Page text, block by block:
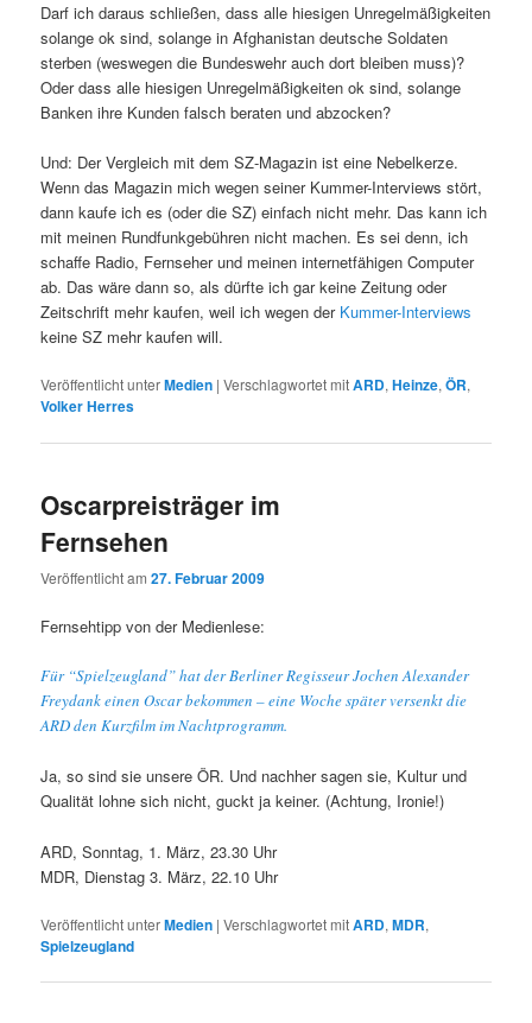
Darf ich daraus schließen, dass alle hiesigen Unregelmäßigkeiten
solange ok sind, solange in Afghanistan deutsche Soldaten
sterben (weswegen die Bundeswehr auch dort bleiben muss)?
Oder dass alle hiesigen Unregelmäßigkeiten ok sind, solange
Banken ihre Kunden falsch beraten und abzocken?
Und: Der Vergleich mit dem SZ-Magazin ist eine Nebelkerze.
Wenn das Magazin mich wegen seiner Kummer-Interviews stört,
dann kaufe ich es (oder die SZ) einfach nicht mehr. Das kann ich
mit meinen Rundfunkgebühren nicht machen. Es sei denn, ich
schaffe Radio, Fernseher und meinen internetfähigen Computer
ab. Das wäre dann so, als dürfte ich gar keine Zeitung oder
Zeitschrift mehr kaufen, weil ich wegen der Kummer-Interviews
keine SZ mehr kaufen will.
Veröffentlicht unterMedien |Verschlagwortet mitARD,Heinze,ÖR,
Volker Herres
Oscarpreisträger im
Fernsehen
Veröffentlicht am27. Februar 2009
Fernsehtipp von der Medienlese:
Für “Spielzeugland” hat der Berliner Regisseur Jochen Alexander
Freydank einen Oscar bekommen – eine Woche später versenkt die
ARD den Kurzfilm im Nachtprogramm.
Ja, so sind sie unsere ÖR. Und nachher sagen sie, Kultur und
Qualität lohne sich nicht, guckt ja keiner. (Achtung, Ironie!)
ARD, Sonntag, 1. März, 23.30 Uhr
MDR, Dienstag 3. März, 22.10 Uhr
Veröffentlicht unterMedien |Verschlagwortet mitARD,MDR,
Spielzeugland